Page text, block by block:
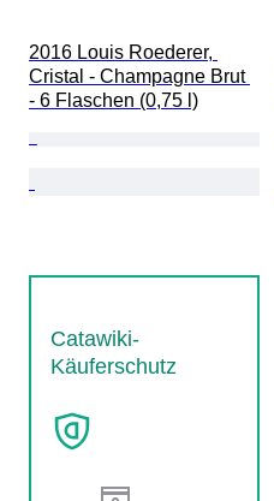
2016 Louis Roederer,
Cristal - Champagne Brut
- 6 Flaschen (0,75 l)
Catawiki-
Käuferschutz